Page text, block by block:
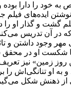
را دارا بوده و
نوشتن ایده‌های
گشت و گذار او
که در آن تدریس
وجود داشتن و
اما شکست او در
زمین» نیز
او تنانگی‌اش را
ذهنش شکل می‌گیرد.